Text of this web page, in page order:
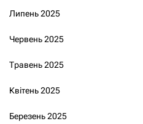
Липень 2025
Червень 2025
Травень 2025
Квітень 2025
Березень 2025